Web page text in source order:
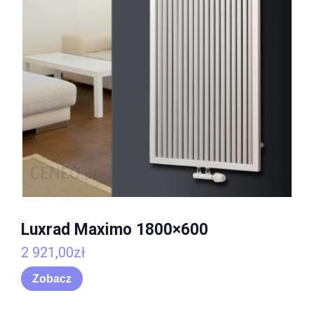
Luxrad Maximo 1800×600
2 921,00zł
Zobacz